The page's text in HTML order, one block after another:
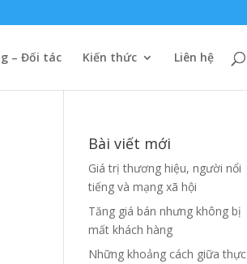
– Đối tác Kiến thức Liên hệ
Bài viết mới
Giá trị thương hiệu, người nổi
tiếng và mạng xã hội
Tăng giá bán nhưng không bị
mất khách hàng
Những khoảng cách giữa thực